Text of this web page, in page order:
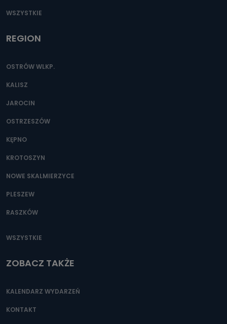
WSZYSTKIE
REGION
OSTRÓW WLKP.
KALISZ
JAROCIN
OSTRZESZÓW
KĘPNO
KROTOSZYN
NOWE SKALMIERZYCE
PLESZEW
RASZKÓW
WSZYSTKIE
ZOBACZ TAKŻE
KALENDARZ WYDARZEŃ
KONTAKT